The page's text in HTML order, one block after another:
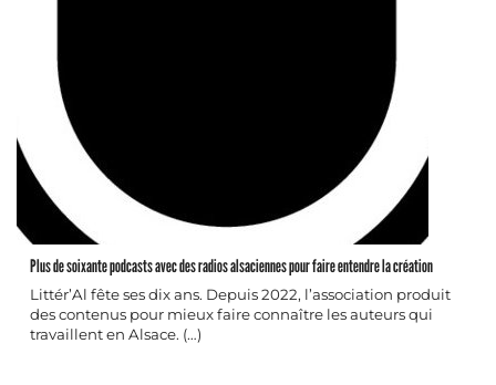
Plus de soixante podcasts avec des radios alsaciennes pour faire entendre la création
Littér’Al fête ses dix ans. Depuis 2022, l’association produit
des contenus pour mieux faire connaître les auteurs qui
travaillent en Alsace. (…)